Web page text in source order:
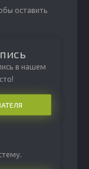
оставить
в нашем